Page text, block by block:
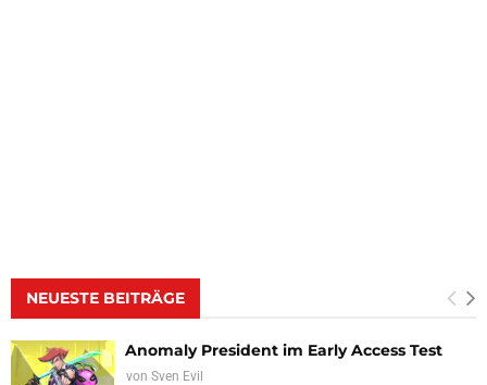
NEUESTE BEITRÄGE
Anomaly President im Early Access Test
von Sven Evil